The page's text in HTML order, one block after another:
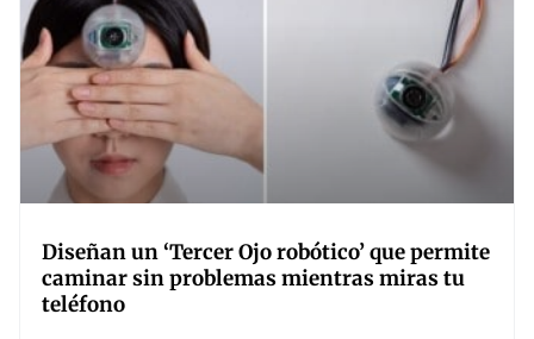
Diseñan un ‘Tercer Ojo robótico’ que permite
caminar sin problemas mientras miras tu
teléfono